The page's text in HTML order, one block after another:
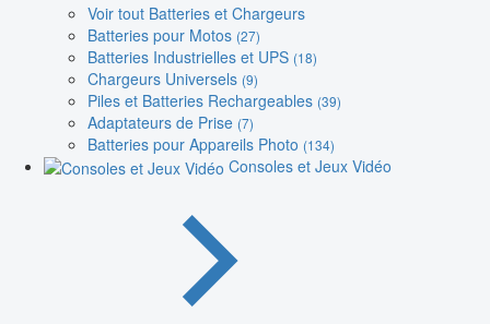
Voir tout Batteries et Chargeurs
Batteries pour Motos (27)
Batteries Industrielles et UPS (18)
Chargeurs Universels (9)
Piles et Batteries Rechargeables (39)
Adaptateurs de Prise (7)
Batteries pour Appareils Photo (134)
Consoles et Jeux Vidéo